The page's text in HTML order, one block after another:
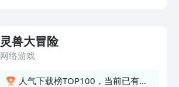
灵兽大冒险
网络游戏
人气下载榜TOP100，当前已有